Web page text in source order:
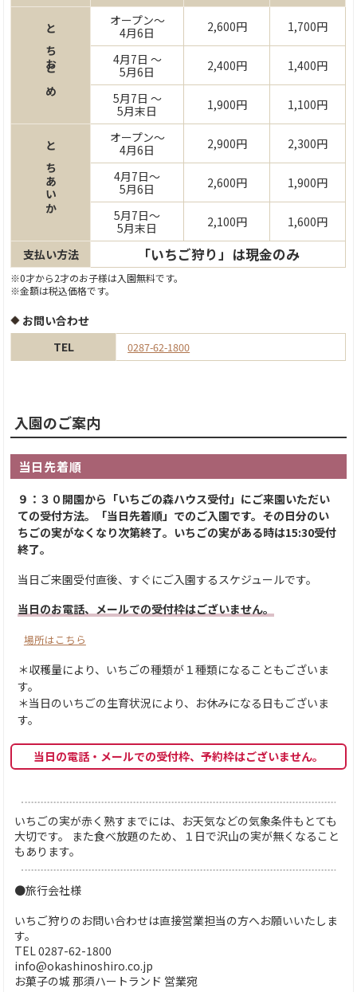
とちおとめ
オープン～
4月6日
2,600円 1,700円
4月7日 ～
5月6日
2,400円 1,400円
5月7日 ～
5月末日
1,900円 1,100円
とちあいか
オープン～
4月6日
2,900円 2,300円
4月7日～
5月6日
2,600円 1,900円
5月7日～
5月末日
2,100円 1,600円
支払い方法 「いちご狩り」は現金のみ
※0才から2才のお子様は入園無料です。
※金額は税込価格です。
お問い合わせ
TEL
0287-62-1800
入園のご案内
当日先着順
９：３０開園から「いちごの森ハウス受付」にご来園いただい
ての受付方法。「当日先着順」でのご入園です。その日分のい
ちごの実がなくなり次第終了。いちごの実がある時は15:30受付
終了。
当日ご来園受付直後、すぐにご入園するスケジュールです。
当日のお電話、メールでの受付枠はございません。
場所はこちら
＊収穫量により、いちごの種類が１種類になることもございま
す。
＊当日のいちごの生育状況により、お休みになる日もございま
す。
当日の電話・メールでの受付枠、予約枠はございません。
いちごの実が赤く熟すまでには、お天気などの気象条件もとても
大切です。 また食べ放題のため、１日で沢山の実が無くなること
もあります。
●旅行会社様
いちご狩りのお問い合わせは直接営業担当の方へお願いいたしま
す。
TEL 0287-62-1800
info@okashinoshiro.co.jp
お菓子の城 那須ハートランド 営業宛